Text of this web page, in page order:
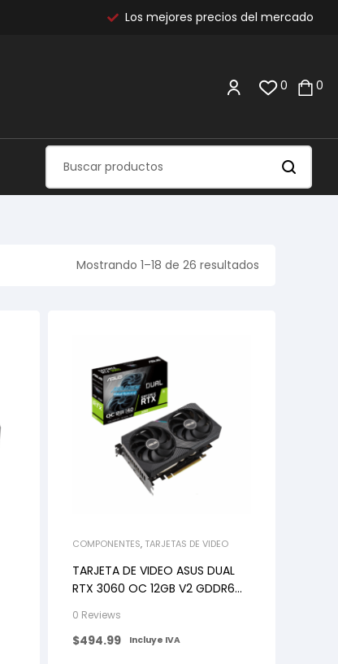
Los mejores precios del mercado
0 0
Mostrando 1–18 de 26 resultados
COMPONENTES, TARJETAS DE VIDEO
TARJETA DE VIDEO ASUS DUAL
RTX 3060 OC 12GB V2 GDDR6
0 Reviews
$494.99 Incluye IVA